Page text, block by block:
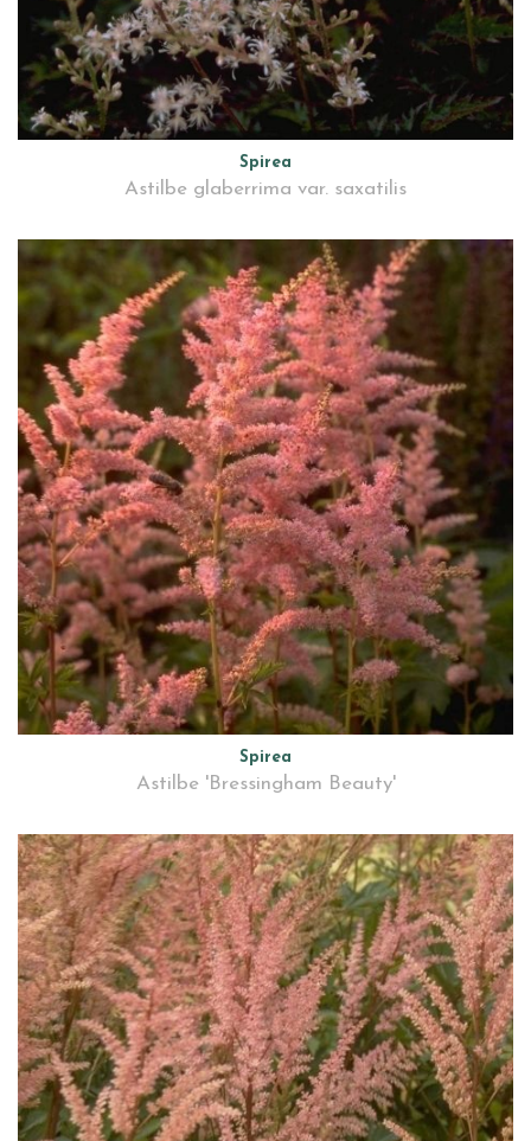
Spirea
Astilbe glaberrima var. saxatilis
Spirea
Astilbe 'Bressingham Beauty'